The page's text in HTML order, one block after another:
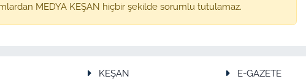
MEDYA KEŞAN hiçbir şekilde sorumlu tutulamaz.
KEŞAN
E-GAZETE